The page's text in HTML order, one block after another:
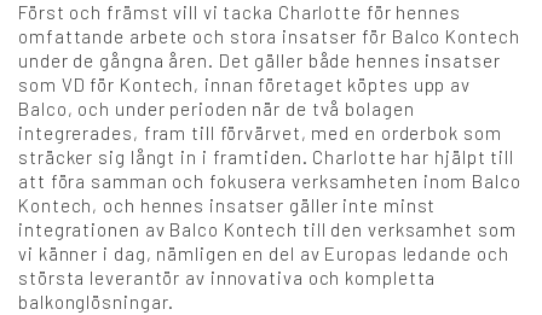
+
Karriär
Språk:
SV FI DE
Först och främst vill vi tacka Charlotte för hennes
omfattande arbete och stora insatser för Balco Kontech
under de gångna åren. Det gäller både hennes insatser
som VD för Kontech, innan företaget köptes upp av
Balco, och under perioden när de två bolagen
integrerades, fram till förvärvet, med en orderbok som
sträcker sig långt in i framtiden. Charlotte har hjälpt till
att föra samman och fokusera verksamheten inom Balco
Kontech, och hennes insatser gäller inte minst
integrationen av Balco Kontech till den verksamhet som
vi känner i dag, nämligen en del av Europas ledande och
största leverantör av innovativa och kompletta
balkonglösningar.